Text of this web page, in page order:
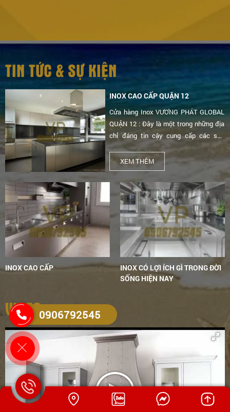
TIN TỨC & SỰ KIỆN
INOX CAO CẤP QUẬN 12
Cửa hàng Inox VƯƠNG PHÁT GLOBAL
QUẬN 12 : Đây là một trong những địa
chỉ đáng tin cậy cung cấp các sản
phẩm inox cao cấp như cửa, cầu thang,
lan can, bàn ghế, và nhiều sản phẩm
gia dụng khác với chất lượng tốt và giá
cả hợp lý.
XEM THÊM
INOX CAO CẤP
INOX CÓ LỢI ÍCH GÌ TRONG ĐỜI
SỐNG HIỆN NAY
VIDEO0906792545